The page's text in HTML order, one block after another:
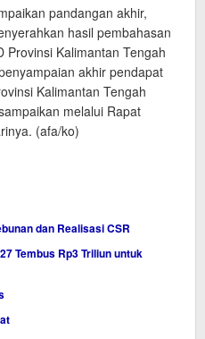
pandangan akhir,
hasil pembahasan
Provinsi Kalimantan Tengah
akhir pendapat
Kalimantan Tengah
melalui Rapat
(afa/ko)
dan Realisasi CSR
Tembus Rp3 Triliun untuk